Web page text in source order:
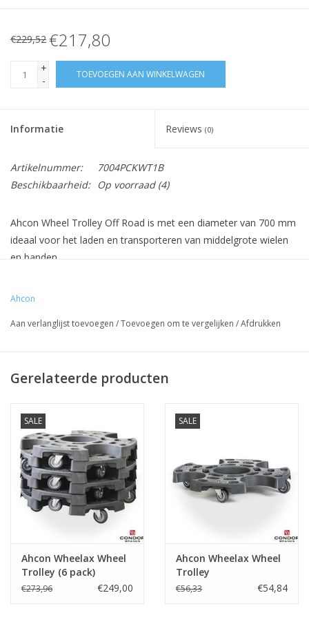
€229,52 €217,80
+
-
TOEVOEGEN AAN WINKELWAGEN
Informatie Reviews (0)
Artikelnummer:
7004PCKWT1B
Beschikbaarheid:
Op voorraad(4)
Ahcon Wheel Trolley Off Road is met een diameter van 700 mm
ideaal voor het laden en transporteren van middelgrote wielen
en banden.
eenvoudiger wordt - bijvoorbeeld op binnenplaatsen enz.
Het is volledig onmisbaar bij het hanteren en transporteren van
middelgrote banden door de werkplaats.
De Wheel Trolley Off Road-trolley heeft dezelfde eigenschappen
als zijn kleinere en grotere broers: Opslag van wielen tijdens
mechanisch werk.
Transport van wielen van autolift naar bandenwisselaar of naar
Opslag van klantwielen bij het wisselen van zomer- naar
winterbanden of omgekeerd.
Ahcon
Aan verlanglijst toevoegen /Toevoegen om te vergelijken /Afdrukken
Gerelateerde producten
SALE
Ahcon Wheelax Wheel
Trolley (6 pack)
€273,96 €249,00
SALE
Ahcon Wheelax Wheel
Trolley
€56,33 €54,84